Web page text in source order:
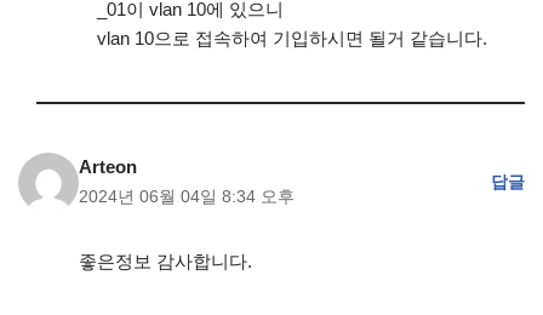
_01이 vlan 10에 있으니
vlan 10으로 접속하여 기입하시면 될거 같습니다.
Arteon
2024년 06월 04일 8:34 오후
답글
좋은정보 감사합니다.